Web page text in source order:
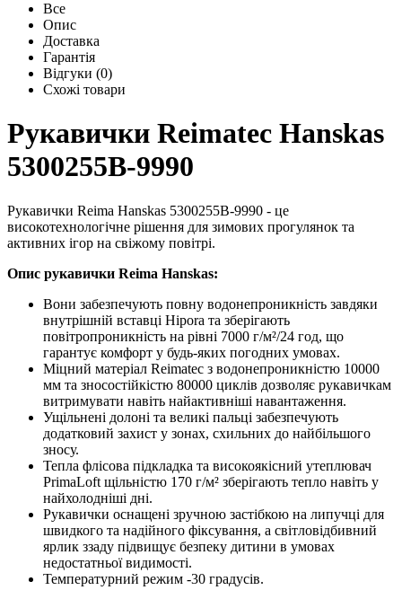
Все
Опис
Доставка
Гарантія
Відгуки (0)
Схожі товари
Рукавички Reimatec Hanskas
5300255B-9990
Рукавички Reima Hanskas 5300255B-9990 - це
високотехнологічне рішення для зимових прогулянок та
активних ігор на свіжому повітрі.
Опис рукавички Reima Hanskas:
Вони забезпечують повну водонепроникність завдяки
внутрішній вставці Hipora та зберігають
повітропроникність на рівні 7000 г/м²/24 год, що
гарантує комфорт у будь-яких погодних умовах.
Міцний матеріал Reimatec з водонепроникністю 10000
мм та зносостійкістю 80000 циклів дозволяє рукавичкам
витримувати навіть найактивніші навантаження.
Ущільнені долоні та великі пальці забезпечують
додатковий захист у зонах, схильних до найбільшого
зносу.
Тепла флісова підкладка та високоякісний утеплювач
PrimaLoft щільністю 170 г/м² зберігають тепло навіть у
найхолодніші дні.
Рукавички оснащені зручною застібкою на липучці для
швидкого та надійного фіксування, а світловідбивний
ярлик ззаду підвищує безпеку дитини в умовах
недостатньої видимості.
Температурний режим -30 градусів.